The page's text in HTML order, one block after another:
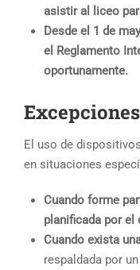
asistir al liceo
Desde el 1 de
el Reglamento
oportunamente.
El uso de
en situaciones
Cuando forme
planificada por el
Cuando exista
respaldada por